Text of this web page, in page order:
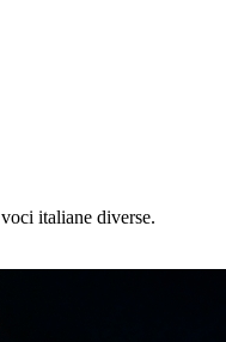
voci italiane diverse.